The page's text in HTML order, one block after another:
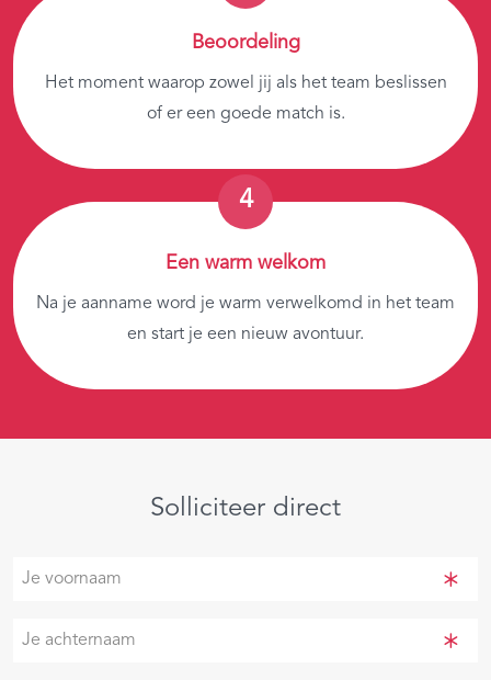
Beoordeling
Het moment waarop zowel jij als het team beslissen
of er een goede match is.
Een warm welkom
Na je aanname word je warm verwelkomd in het team
en start je een nieuw avontuur.
Solliciteer direct
Je
Je